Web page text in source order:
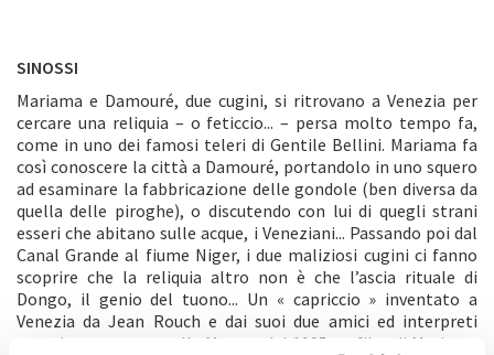
SINOSSI
Mariama e Damouré, due cugini, si ritrovano a Venezia per
cercare una reliquia – o feticcio... – persa molto tempo fa,
come in uno dei famosi teleri di Gentile Bellini. Mariama fa
così conoscere la città a Damouré, portandolo in uno squero
ad esaminare la fabbricazione delle gondole (ben diversa da
quella delle piroghe), o discutendo con lui di quegli strani
esseri che abitano sulle acque, i Veneziani... Passando poi dal
Canal Grande al fiume Niger, i due maliziosi cugini ci fanno
scoprire che la reliquia altro non è che l’ascia rituale di
Dongo, il genio del tuono... Un « capriccio » inventato a
Venezia da Jean Rouch e dai suoi due amici ed interpreti
venuti a presentare alla Mostra del 1985 un film di Mariama